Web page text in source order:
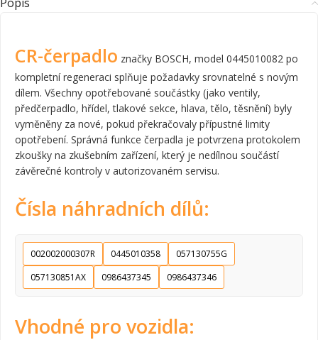
CR-čerpadlo značky BOSCH, model 0445010082 po
kompletní regeneraci splňuje požadavky srovnatelné s novým
dílem. Všechny opotřebované součástky (jako ventily,
předčerpadlo, hřídel, tlakové sekce, hlava, tělo, těsnění) byly
vyměněny za nové, pokud překračovaly přípustné limity
opotřebení. Správná funkce čerpadla je potvrzena protokolem
zkoušky na zkušebním zařízení, který je nedílnou součástí
závěrečné kontroly v autorizovaném servisu.
Čísla náhradních dílů:
002002000307R 0445010358
057130755G
057130851AX
0986437345 0986437346
Vhodné pro vozidla: